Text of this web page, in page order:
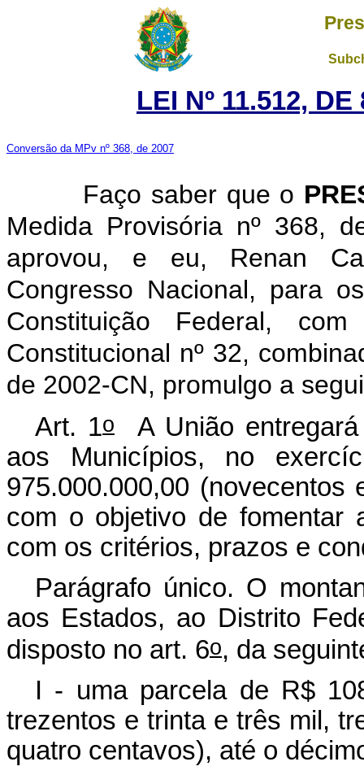
LEI Nº 11.512,
Conversão da MPv nº 368, de 2007
Faço saber que o
Medida Provisória nº 368,
aprovou, e eu, Renan
Congresso Nacional, para
Constituição Federal,
Constitucional nº 32,
de 2002-CN, promulgo a
Art. 1o
A União
aos Municípios, no
975.000.000,00
com o objetivo de fomentar
com os critérios, prazos e
Parágrafo único. O
aos Estados, ao Distrito
disposto no art. 6o, da
I - uma parcela de R$
trezentos e trinta e três mil,
quatro centavos), até o